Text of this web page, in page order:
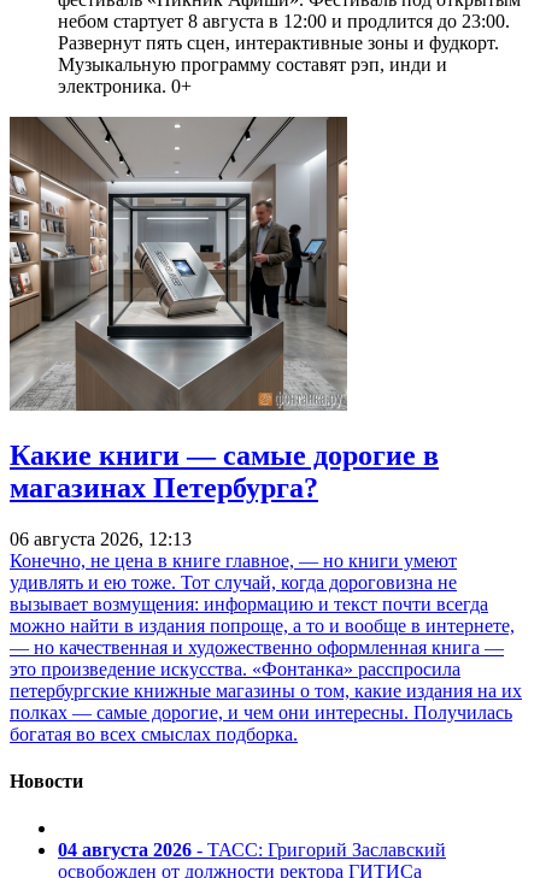
небом стартует 8 августа в 12:00 и продлится до 23:00.
Развернут пять сцен, интерактивные зоны и фудкорт.
Музыкальную программу составят рэп, инди и
электроника. 0+
Какие книги — самые дорогие в
магазинах Петербурга?
06 августа 2026, 12:13
Конечно, не цена в книге главное, — но книги умеют
удивлять и ею тоже. Тот случай, когда дороговизна не
вызывает возмущения: информацию и текст почти всегда
можно найти в издания попроще, а то и вообще в интернете,
— но качественная и художественно оформленная книга —
это произведение искусства. «Фонтанка» расспросила
петербургские книжные магазины о том, какие издания на их
полках — самые дорогие, и чем они интересны. Получилась
богатая во всех смыслах подборка.
Новости
04 августа 2026 - ТАСС: Григорий Заславский
освобожден от должности ректора ГИТИСа